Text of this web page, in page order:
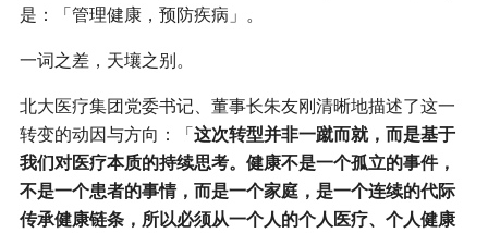
是：「管理健康，预防疾病」。
一词之差，天壤之别。
北大医疗集团党委书记、董事长朱友刚清晰地描述了这一
转变的动因与方向：「这次转型并非一蹴而就，而是基于
我们对医疗本质的持续思考。健康不是一个孤立的事件，
不是一个患者的事情，而是一个家庭，是一个连续的代际
传承健康链条，所以必须从一个人的个人医疗、个人健康